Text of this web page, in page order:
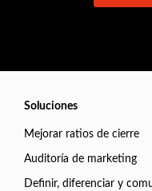
Soluciones
Mejorar ratios de cierre
Auditoría de marketing
Definir, diferenciar y